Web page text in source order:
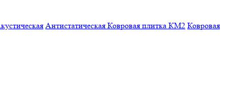
Антистатическая Ковровая плитка КМ2 Ковровая